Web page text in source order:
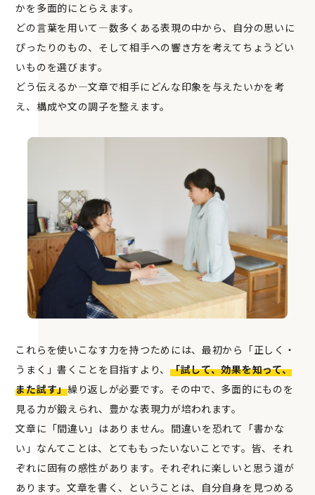
かを多面的にとらえます。
どの言葉を用いて―数多くある表現の中から、自分の思いに
ぴったりのもの、そして相手への響き方を考えてちょうどい
いものを選びます。
どう伝えるか―文章で相手にどんな印象を与えたいかを考
え、構成や文の調子を整えます。
これらを使いこなす力を持つためには、最初から「正しく・
うまく」書くことを目指すより、 「試して、効果を知って、
また試す」繰り返しが必要です。その中で、多面的にものを
見る力が鍛えられ、豊かな表現力が培われます。
文章に「間違い」はありません。間違いを恐れて「書かな
い」なんてことは、とてももったいないことです。皆、それ
ぞれに固有の感性があります。それぞれに楽しいと思う道が
あります。文章を書く、ということは、自分自身を見つめる